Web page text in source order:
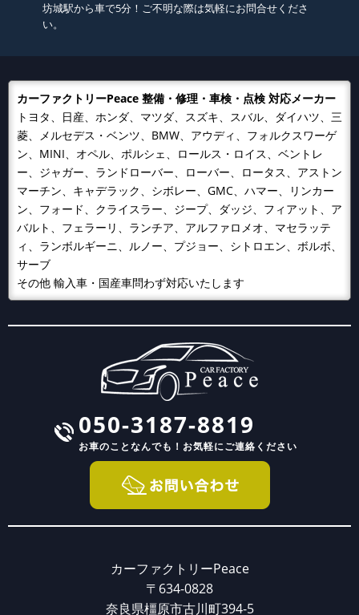
坊城駅から車で5分！ご不明な際は気軽にお問合せくださ
い。
カーファクトリーPeace 整備・修理・車検・点検 対応メーカー
トヨタ、日産、ホンダ、マツダ、スズキ、スバル、ダイハツ、三
菱、メルセデス・ベンツ、BMW、アウディ、フォルクスワーゲ
ン、MINI、オペル、ポルシェ、ロールス・ロイス、ベントレ
ー、ジャガー、ランドローバー、ローバー、ロータス、アストン
マーチン、キャデラック、シボレー、GMC、ハマー、リンカー
ン、フォード、クライスラー、ジープ、ダッジ、フィアット、ア
バルト、フェラーリ、ランチア、アルファロメオ、マセラッテ
ィ、ランボルギーニ、ルノー、プジョー、シトロエン、ボルボ、
サーブ
その他 輸入車・国産車問わず対応いたします
050-3187-8819
お車のことなんでも！ お気軽にご連絡ください
カーファクトリーPeace
〒634-0828
奈良県橿原市古川町394-5